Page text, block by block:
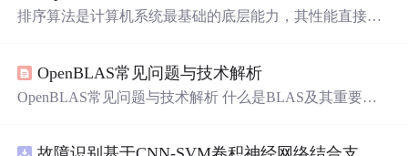
排序算法是计算机系统最基础的底层能力，其性能直接影
PU分支预测失败，造成流水线清空与延迟飙升；而基于cm
ov指令的无分支实现，可彻底规避该问题，显著提升指令
定性电路综合，已在C++标准库std::sort中落地验证。本文
OpenBLAS常见问题与技术解析
OpenBLAS常见问题与技术解析 什么是BLAS及其重要性